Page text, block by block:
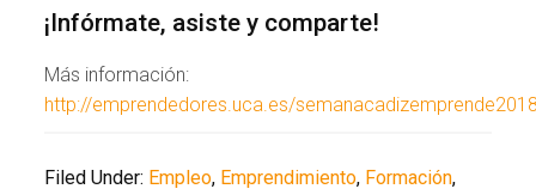
¡Infórmate, asiste y comparte!
Más información:
http://emprendedores.uca.es/
Filed Under: Empleo, Emprendimiento, Formación,